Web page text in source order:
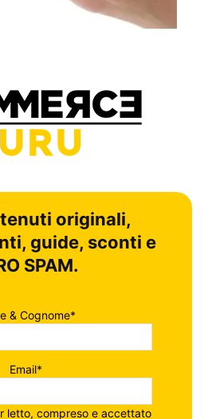
originali,
guide, sconti e
SPAM.
& Cognome*
Email*
letto, compreso e accettato